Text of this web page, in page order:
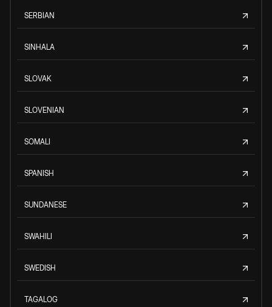
SERBIAN
SINHALA
SLOVAK
SLOVENIAN
SOMALI
SPANISH
SUNDANESE
SWAHILI
SWEDISH
TAGALOG